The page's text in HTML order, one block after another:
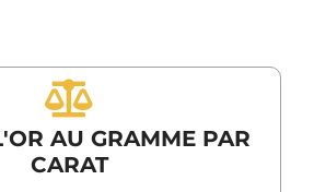
AU GRAMME PAR
CARAT